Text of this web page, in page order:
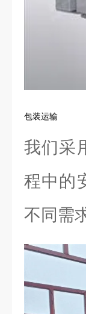
包装运输
我们采
程中的
不同需